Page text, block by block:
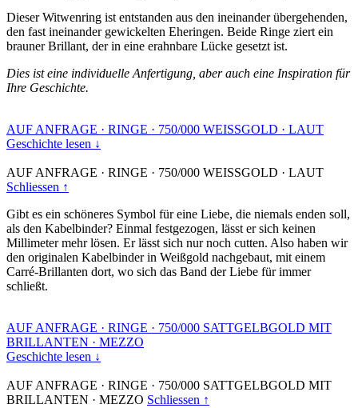
Dieser Witwenring ist entstanden aus den ineinander übergehenden,
den fast ineinander gewickelten Eheringen. Beide Ringe ziert ein
brauner Brillant, der in eine erahnbare Lücke gesetzt ist.
Dies ist eine individuelle Anfertigung, aber auch eine Inspiration für
Ihre Geschichte.
AUF ANFRAGE · RINGE · 750/000 WEISSGOLD · LAUT
Geschichte lesen ↓
AUF ANFRAGE · RINGE · 750/000 WEISSGOLD · LAUT
Schliessen ↑
Gibt es ein schöneres Symbol für eine Liebe, die niemals enden soll,
als den Kabelbinder? Einmal festgezogen, lässt er sich keinen
Millimeter mehr lösen. Er lässt sich nur noch cutten. Also haben wir
den originalen Kabelbinder in Weißgold nachgebaut, mit einem
Carré-Brillanten dort, wo sich das Band der Liebe für immer
schließt.
AUF ANFRAGE · RINGE · 750/000 SATTGELBGOLD MIT
BRILLANTEN · MEZZO
Geschichte lesen ↓
AUF ANFRAGE · RINGE · 750/000 SATTGELBGOLD MIT
BRILLANTEN · MEZZO Schliessen ↑